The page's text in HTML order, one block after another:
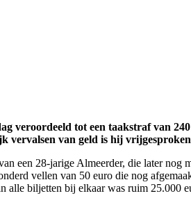
veroordeeld tot een taakstraf van
vervalsen van geld is hij
een 28-jarige Almeerder, die later nog
vellen van 50 euro die nog
alle biljetten bij elkaar was ruim 25.000